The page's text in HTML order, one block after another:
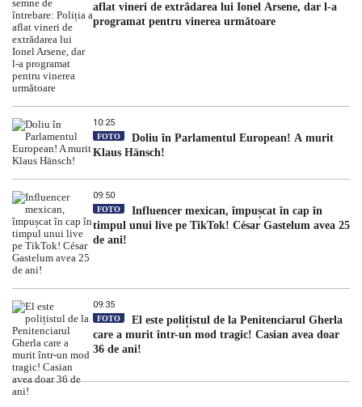
aflat vineri de extrădarea lui Ionel Arsene, dar l-a
programat pentru vinerea următoare
10:25
FOTO
Doliu în Parlamentul European! A murit
Klaus Hänsch!
09:50
FOTO
Influencer mexican, împușcat în cap în
timpul unui live pe TikTok! César Gastelum avea 25
de ani!
09:35
FOTO
El este polițistul de la Penitenciarul Gherla
care a murit într-un mod tragic! Casian avea doar
36 de ani!